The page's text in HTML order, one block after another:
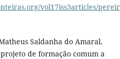
vol17iss3articles/
Saldanha do Amaral.
de formação comum a